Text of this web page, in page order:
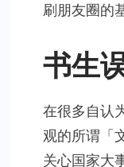
刷朋友圈的
书生
在很多自认
观的所谓「
关心国家大